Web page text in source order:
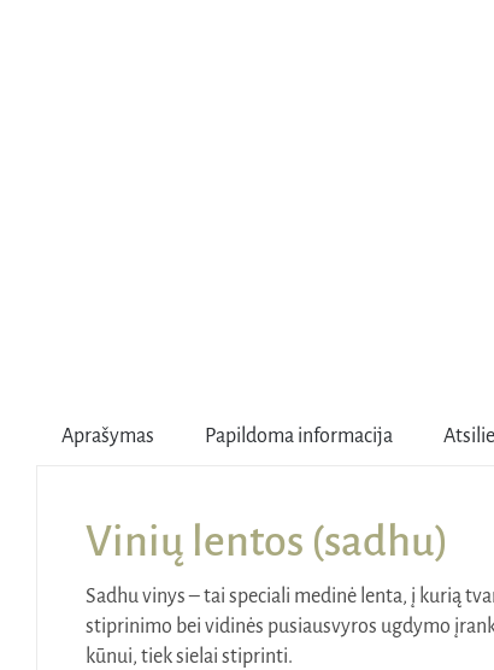
Aprašymas Papildoma informacija
Vinių lentos (sadhu)
Sadhu vinys – tai speciali medinė lenta, į kurią
stiprinimo bei vidinės pusiausvyros ugdymo
kūnui, tiek sielai stiprinti.